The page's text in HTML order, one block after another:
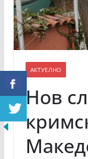
АКТУЕЛНО
Нов